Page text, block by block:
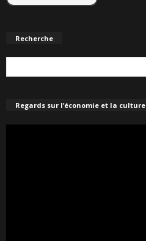
Recherche
Regards sur l’économie et la culture